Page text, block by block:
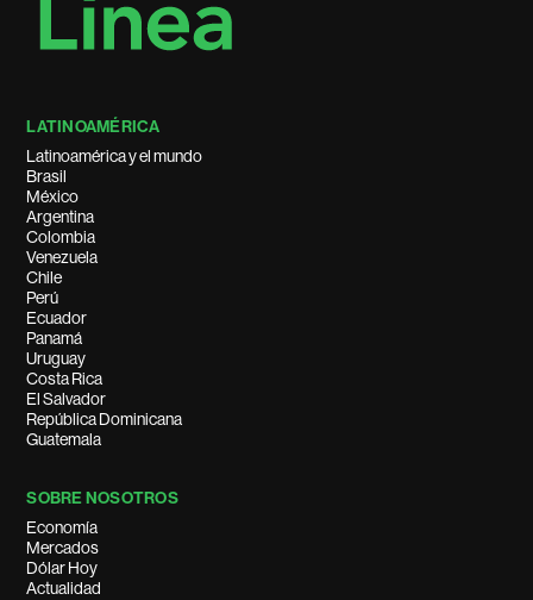
LATINOAMÉRICA
Latinoamérica y el mundo
Brasil
México
Argentina
Colombia
Venezuela
Chile
Perú
Ecuador
Panamá
Uruguay
Costa Rica
El Salvador
República Dominicana
Guatemala
SOBRE NOSOTROS
Economía
Mercados
Dólar Hoy
Actualidad